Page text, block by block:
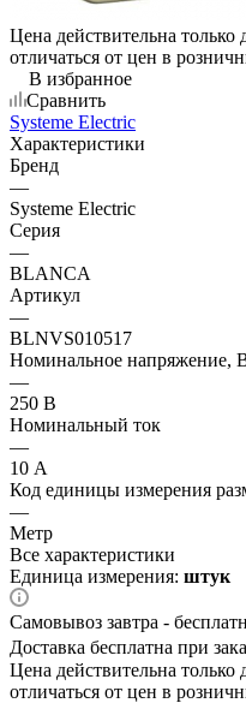
Цена действительна
отличаться от цен в
В избранное
Сравнить
Systeme Electric
Характеристики
Бренд
—
Systeme Electric
Серия
—
BLANCA
Артикул
—
BLNVS010517
Номинальное напряжение,
—
250 В
Номинальный ток
—
10 А
Код единицы измерения
—
Метр
Все характеристики
Единица измерения: штук
Самовывоз завтра -
Доставка бесплатна при
Цена действительна
отличаться от цен в